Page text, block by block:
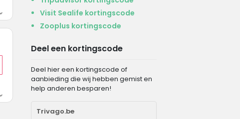
Visit Sealife kortingscode
Zooplus kortingscode
Deel een kortingscode
Deel hier een kortingscode of
aanbieding die wij hebben gemist en
help anderen besparen!